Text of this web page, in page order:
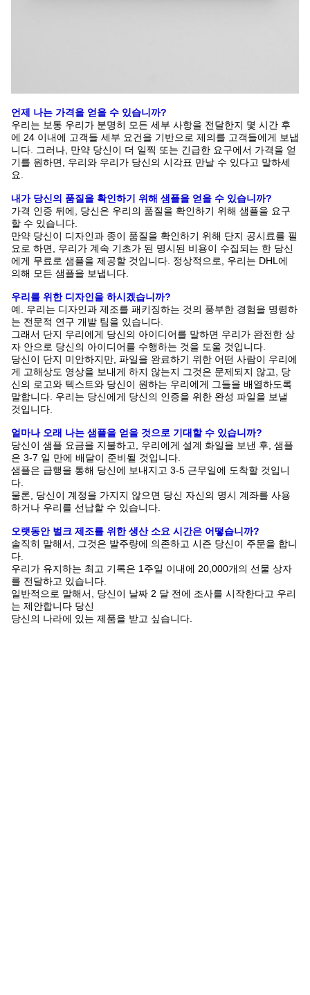
언제 나는 가격을 얻을 수 있습니까?
우리는 보통 우리가 분명히 모든 세부 사항을 전달한지 몇 시간 후
에 24 이내에 고객들 세부 요건을 기반으로 제의를 고객들에게 보냅
니다. 그러나, 만약 당신이 더 일찍 또는 긴급한 요구에서 가격을 얻
기를 원하면, 우리와 우리가 당신의 시각표 만날 수 있다고 말하세
요.
내가 당신의 품질을 확인하기 위해 샘플을 얻을 수 있습니까?
가격 인증 뒤에, 당신은 우리의 품질을 확인하기 위해 샘플을 요구
할 수 있습니다.
만약 당신이 디자인과 종이 품질을 확인하기 위해 단지 공시료를 필
요로 하면, 우리가 계속 기초가 된 명시된 비용이 수집되는 한 당신
에게 무료로 샘플을 제공할 것입니다. 정상적으로, 우리는 DHL에
의해 모든 샘플을 보냅니다.
우리를 위한 디자인을 하시겠습니까?
예. 우리는 디자인과 제조를 패키징하는 것의 풍부한 경험을 명령하
는 전문적 연구 개발 팀을 있습니다.
그래서 단지 우리에게 당신의 아이디어를 말하면 우리가 완전한 상
자 안으로 당신의 아이디어를 수행하는 것을 도울 것입니다.
당신이 단지 미안하지만, 파일을 완료하기 위한 어떤 사람이 우리에
게 고해상도 영상을 보내게 하지 않는지 그것은 문제되지 않고, 당
신의 로고와 텍스트와 당신이 원하는 우리에게 그들을 배열하도록
말합니다. 우리는 당신에게 당신의 인증을 위한 완성 파일을 보낼
것입니다.
얼마나 오래 나는 샘플을 얻을 것으로 기대할 수 있습니까?
당신이 샘플 요금을 지불하고, 우리에게 설계 화일을 보낸 후, 샘플
은 3-7 일 만에 배달이 준비될 것입니다.
샘플은 급행을 통해 당신에 보내지고 3-5 근무일에 도착할 것입니
다.
물론, 당신이 계정을 가지지 않으면 당신 자신의 명시 계좌를 사용
하거나 우리를 선납할 수 있습니다.
오랫동안 벌크 제조를 위한 생산 소요 시간은 어떻습니까?
솔직히 말해서, 그것은 발주량에 의존하고 시즌 당신이 주문을 합니
다.
우리가 유지하는 최고 기록은 1주일 이내에 20,000개의 선물 상자
를 전달하고 있습니다.
일반적으로 말해서, 당신이 날짜 2 달 전에 조사를 시작한다고 우리
는 제안합니다 당신
당신의 나라에 있는 제품을 받고 싶습니다.